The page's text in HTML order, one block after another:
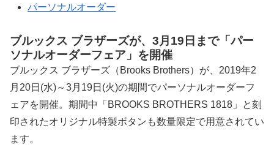
パーソナルオーダー
ブルックス ブラザーズが、3月19日まで「パー
ソナルオーダーフェア」を開催
ブルックス ブラザーズ（Brooks Brothers）が、2019年2
月20日(水)～3月19日(火)の期間でパーソナルオーダーフ
ェアを開催。期間中「BROOKS BROTHERS 1818」と刻
印されたオリジナル特製ボタンも数量限定で用意されてい
ます。